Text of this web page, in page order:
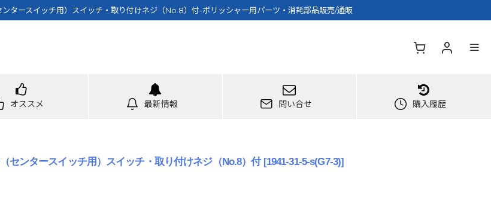
タースイッチ用）スイッチ・取り付けネジ（No.8）付-ポリッシャー用パーツ・消耗部品販売/通販
オススメ 最新情報 問い合せ 購入履歴
センタースイッチ用）スイッチ・取り付けネジ（No.8）付 [1941-31-5-s(G7-3)]